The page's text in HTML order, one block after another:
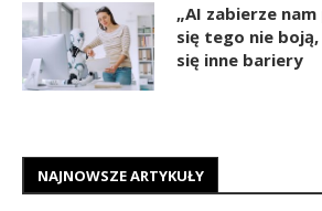
„AI zabierze
się tego nie
się inne bariery
NAJNOWSZE ARTYKUŁY